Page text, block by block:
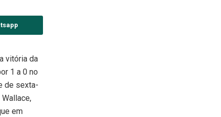
vitória da
1 a 0 no
de sexta-
em